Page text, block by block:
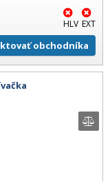
HLV EXT
obchodníka